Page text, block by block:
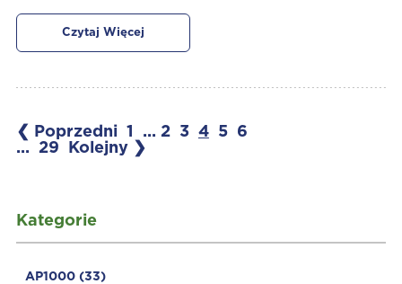
Kategorie
AP1000 (33)
Czytaj Więcej
❮ Poprzedni 1 ... 2 3 4 5
6
...
29 Kolejny ❯